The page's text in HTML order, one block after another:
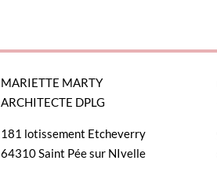
MARIETTE MARTY
ARCHITECTE DPLG
181 lotissement Etcheverry
64310 Saint Pée sur NIvelle